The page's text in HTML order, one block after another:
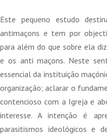
original
era:
15,00 €.
é:
Este pequeno estudo
antimaçons e tem por
para além do que sobre ela
e os anti maçons. Neste
essencial da instituição
organização; aclarar o
contencioso com a Igreja e
interesse. A intenção é
parasitismos ideológicos e